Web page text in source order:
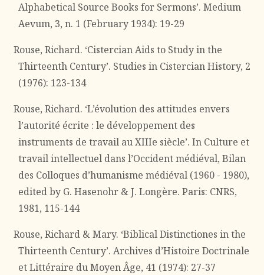
Alphabetical Source Books for Sermons’. Medium
Aevum, 3, n. 1 (February 1934): 19-29
Rouse, Richard. ‘Cistercian Aids to Study in the
Thirteenth Century’. Studies in Cistercian History, 2
(1976): 123-134
Rouse, Richard. ‘L’évolution des attitudes envers
l’autorité écrite : le développement des
instruments de travail au XIIIe siècle’. In Culture et
travail intellectuel dans l’Occident médiéval, Bilan
des Colloques d’humanisme médiéval (1960 - 1980),
edited by G. Hasenohr & J. Longère. Paris: CNRS,
1981, 115-144
Rouse, Richard & Mary. ‘Biblical Distinctiones in the
Thirteenth Century’. Archives d’Histoire Doctrinale
et Littéraire du Moyen Âge, 41 (1974): 27-37